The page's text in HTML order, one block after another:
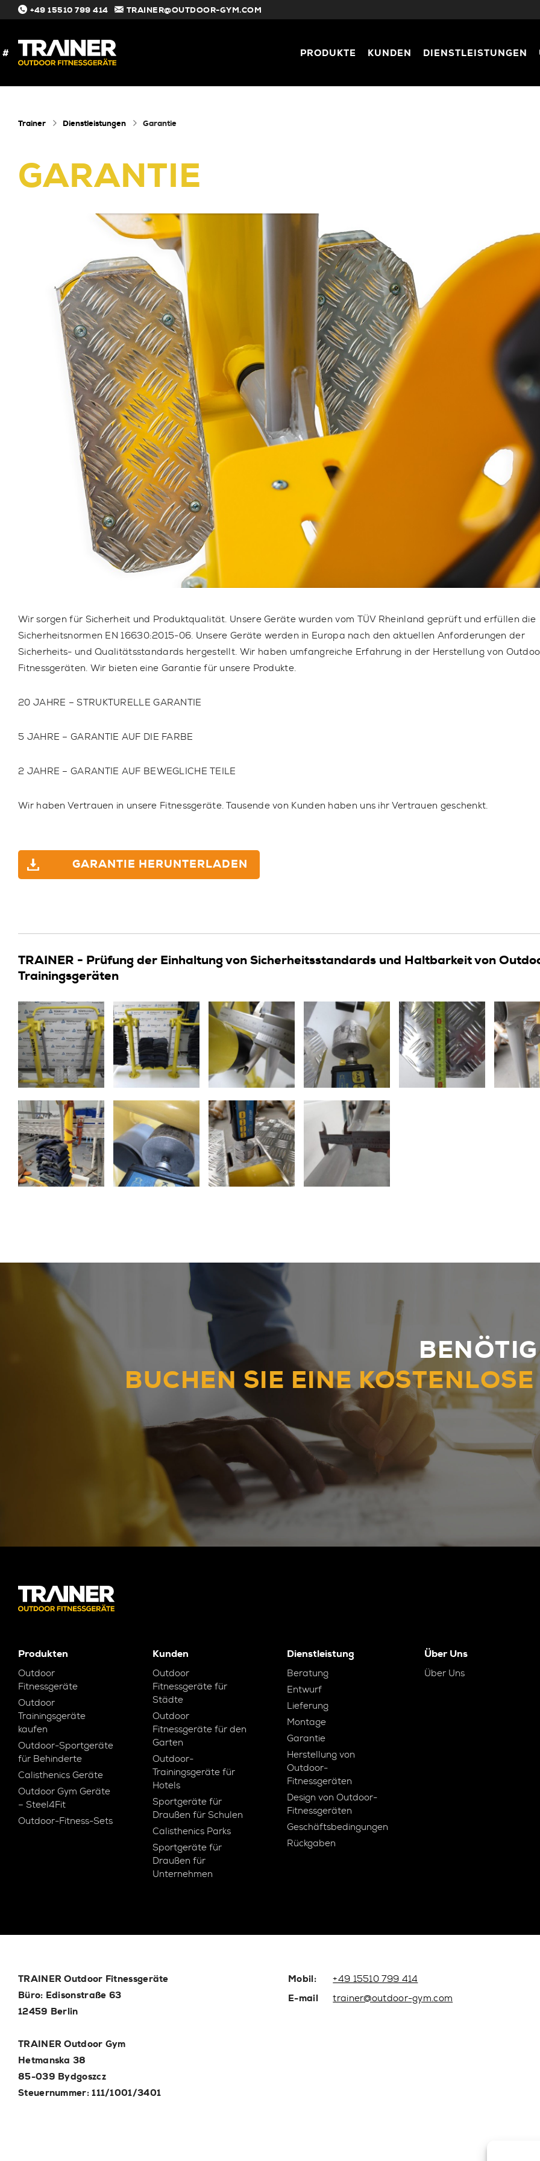
+49 15510 799 414 TRAINER@OUTDOOR-GYM.COM
PRODUKTE KUNDEN DIENSTLEISTUNGEN
#
Trainer Dienstleistungen Garantie
GARANTIE
Wir sorgen für Sicherheit und Produktqualität. Unsere Geräte wurden vom TÜV Rheinland geprüft und erfüllen die
Sicherheitsnormen EN 16630:2015-06. Unsere Geräte werden in Europa nach den aktuellen Anforderungen der
Sicherheits- und Qualitätsstandards hergestellt. Wir haben umfangreiche Erfahrung in der Herstellung von
Fitnessgeräten. Wir bieten eine Garantie für unsere Produkte.
20 JAHRE – STRUKTURELLE GARANTIE
5 JAHRE – GARANTIE AUF DIE FARBE
2 JAHRE – GARANTIE AUF BEWEGLICHE TEILE
Wir haben Vertrauen in unsere Fitnessgeräte. Tausende von Kunden haben uns ihr Vertrauen geschenkt.
GARANTIE HERUNTERLADEN
TRAINER - Prüfung der Einhaltung von Sicherheitsstandards und Haltbarkeit von
Trainingsgeräten
BUCHEN SIE EINE
Produkten
Outdoor
Fitnessgeräte
Outdoor
Trainingsgeräte
kaufen
Outdoor-Sportgeräte
für Behinderte
Calisthenics Geräte
Outdoor Gym Geräte
– Steel4Fit
Outdoor-Fitness-Sets
Kunden
Outdoor
Fitnessgeräte für
Städte
Outdoor
Fitnessgeräte für den
Garten
Outdoor-
Trainingsgeräte für
Hotels
Sportgeräte für
Draußen für Schulen
Calisthenics Parks
Sportgeräte für
Draußen für
Unternehmen
Dienstleistung
Beratung
Entwurf
Lieferung
Montage
Garantie
Herstellung von
Outdoor-
Fitnessgeräten
Design von Outdoor-
Fitnessgeräten
Geschäftsbedingungen
Rückgaben
Über Uns
Über Uns
TRAINER Outdoor Fitnessgeräte
Büro: Edisonstraße 63
12459 Berlin
TRAINER Outdoor Gym
Hetmanska 38
85-039 Bydgoszcz
Steuernummer: 111/1001/3401
Mobil:
+49 15510 799 414
E-mail
trainer@outdoor-gym.com